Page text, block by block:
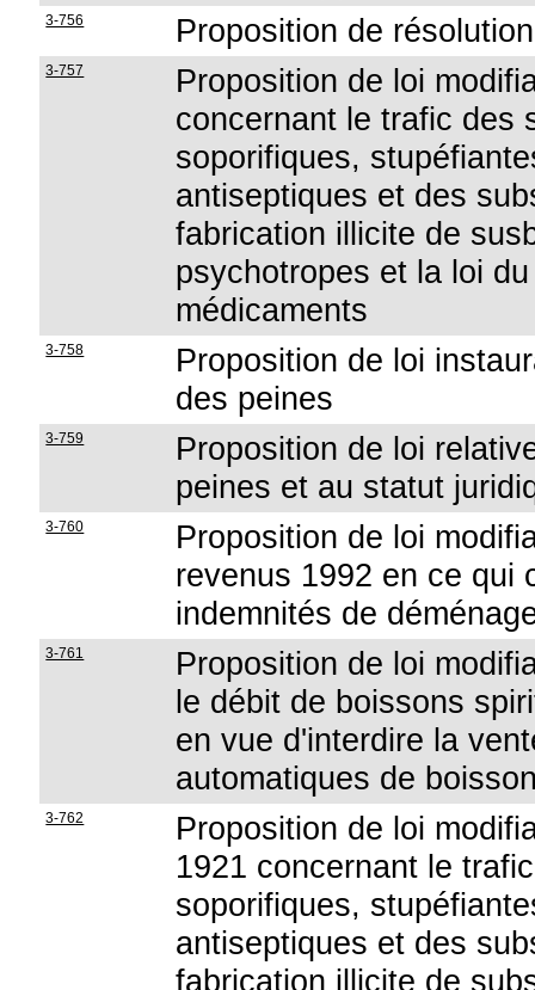
3-756 Proposition de
3-757
Proposition de loi
concernant le trafic des
soporifiques,
antiseptiques et des
fabrication illicite de
psychotropes et la loi
médicaments
3-758
Proposition de loi
des peines
3-759
Proposition de loi
peines et au statut
3-760
Proposition de loi
revenus 1992 en ce qui
indemnités de
3-761
Proposition de loi
le débit de boissons
en vue d'interdire la
automatiques de
3-762
Proposition de loi
1921 concernant le
soporifiques,
antiseptiques et des
fabrication illicite de